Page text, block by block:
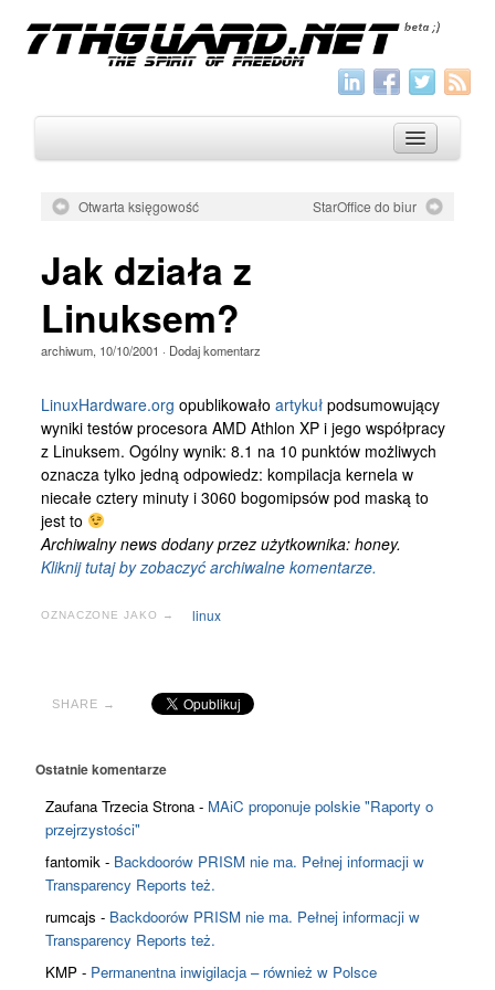
Archiwum
Wszystko
Aktualności
Krótkie
Jak pisać
Kontakt
Otwarta księgowość StarOffice do biur
Jak działa z
Linuksem?
archiwum, 10/10/2001 · Dodaj komentarz
LinuxHardware.org opublikowało artykułpodsumowujący
wyniki testów procesora AMD Athlon XP i jego współpracy
z Linuksem. Ogólny wynik: 8.1 na 10 punktów możliwych
oznacza tylko jedną odpowiedz: kompilacja kernela w
niecałe cztery minuty i 3060 bogomipsów pod maską to
jest to
Archiwalny news dodany przez użytkownika: honey.
Kliknij tutaj by zobaczyć archiwalne komentarze.
OZNACZONE JAKO → linux
SHARE →
Ostatnie komentarze
Zaufana Trzecia Strona - MAiC proponuje polskie "Raporty o
przejrzystości"
fantomik - Backdoorów PRISM nie ma. Pełnej informacji w
Transparency Reports też.
rumcajs - Backdoorów PRISM nie ma. Pełnej informacji w
Transparency Reports też.
KMP - Permanentna inwigilacja – również w Polsce